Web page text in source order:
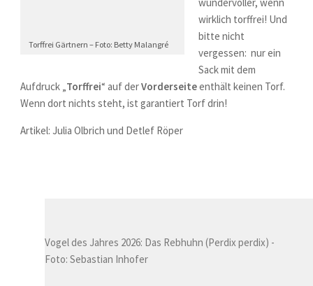
Torffrei Gärtnern – Foto: Betty Malangré
wirklich torffrei! Und
bitte nicht
vergessen: nur ein
Sack mit dem
Aufdruck „Torffrei“ auf derVorderseiteenthält keinen Torf.
Wenn dort nichts steht, ist garantiert Torf drin!
Artikel: Julia Olbrich und Detlef Röper
Vogel des Jahres 2026: Das Rebhuhn (Perdix perdix) -
Foto: Sebastian Inhofer